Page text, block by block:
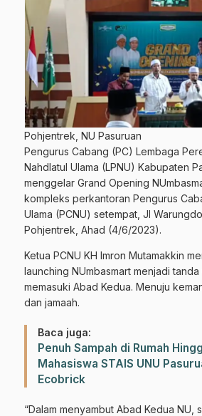
Pohjentrek, NU Pasuruan
Pengurus Cabang (PC) Lembaga
Nahdlatul Ulama (LPNU) Kabupaten
menggelar Grand Opening
kompleks perkantoran Pengurus
Ulama (PCNU) setempat, Jl
Pohjentrek, Ahad (4/6/2023).
Ketua PCNU KH Imron Mutamakkin
launching NUmbasmart menjadi
memasuki Abad Kedua. Menuju
dan jamaah.
Baca juga:
Penuh Sampah di Rumah
Mahasiswa STAIS UNU
Ecobrick
“Dalam menyambut Abad Kedua NU,